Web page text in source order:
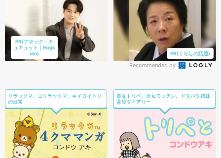
PR(アタック・キ
ュキュット｜Hugk
um)
PR(くらしの話題)
Recommended by
リラックマ、コリラックマ、キイロイトリ
の日常
長女トリペ、次女モッチン。ドタバタ姉妹
育児ダイアリー